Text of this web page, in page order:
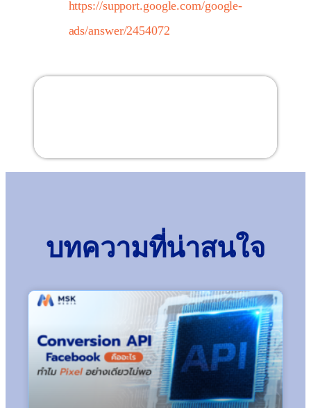
https://support.google.com/google-
ads/answer/2454072
สารบัญ
บทความที่น่าสนใจ